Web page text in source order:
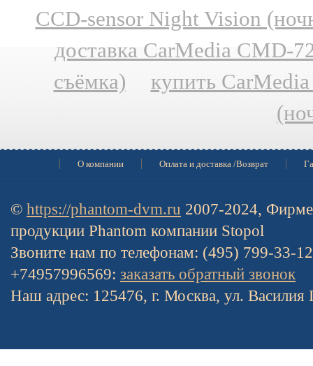
CCD-sensor Night Vision
доставка CarMedia CMD-
съёмка)
купить
О компании Оплата и доставка /Возврат
© https://phantom-dvm.ru 2007-2024,
продукции Phantom компании Stopol
Звоните нам по телефонам: (495) 799-33-
+74957996569: заказать обратный звонок
Наш адрес: 125476, г. Москва, ул. Василия